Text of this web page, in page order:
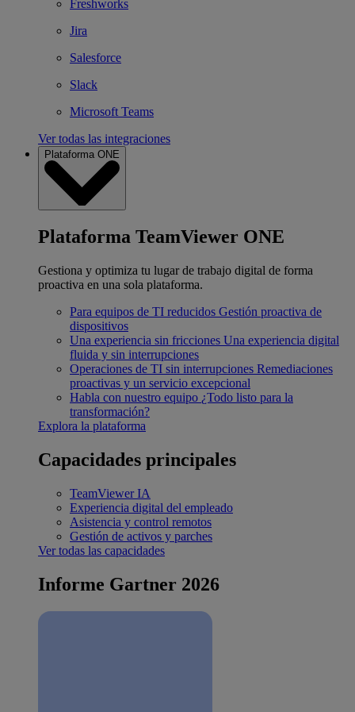
Freshworks
Jira
Salesforce
Slack
Microsoft Teams
Ver todas las integraciones
Plataforma ONE
Plataforma TeamViewer ONE
Gestiona y optimiza tu lugar de trabajo digital de forma
proactiva en una sola plataforma.
Para equipos de TI reducidos Gestión proactiva de
dispositivos
Una experiencia sin fricciones Una experiencia digital
fluida y sin interrupciones
Operaciones de TI sin interrupciones Remediaciones
proactivas y un servicio excepcional
Habla con nuestro equipo ¿Todo listo para la
transformación?
Explora la plataforma
Capacidades principales
TeamViewer IA
Experiencia digital del empleado
Asistencia y control remotos
Gestión de activos y parches
Ver todas las capacidades
Informe Gartner 2026